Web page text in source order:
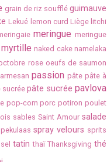
grain de riz soufflé guimauve
Lekué lemon curd Liège litchi
meringue meringue
myrtille naked cake namelaka
rose oeufs de saumon
passion pâte pâte à
sucrée pâte sucrée pavlova
pop-corn porc potiron poulet
sables Saint Amour salade
spray velours sprits
tatin thaï Thanksgiving thé